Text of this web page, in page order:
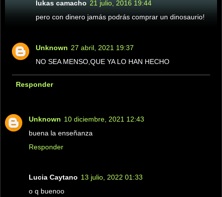
lukas camacho 21 julio, 2016 19:44
pero con dinero jamás podrás comprar un dinosaurio!
Unknown 27 abril, 2021 19:37
NO SEA MENSO,QUE YA LO HAN HECHO
Responder
Unknown 10 diciembre, 2021 12:43
buena la enseñanza
Responder
Lucia Caytano 13 julio, 2022 01:33
o q buenoo